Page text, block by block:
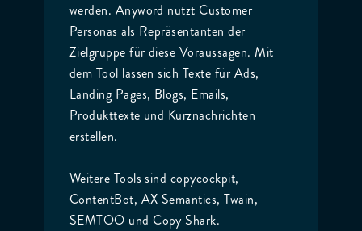
werden. Anyword nutzt Customer
Personas als Repräsentanten der
Zielgruppe für diese Voraussagen. Mit
dem Tool lassen sich Texte für Ads,
Landing Pages, Blogs, Emails,
Produkttexte und Kurznachrichten
erstellen.
Weitere Tools sind copycockpit,
ContentBot, AX Semantics, Twain,
SEMTOO und Copy Shark.